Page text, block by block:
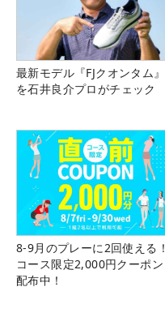
最新モデル『FJクオンタム』
を石井良介プロがチェック
8-9月のプレーに2回使える！
コース限定2,000円クーポン
配布中！